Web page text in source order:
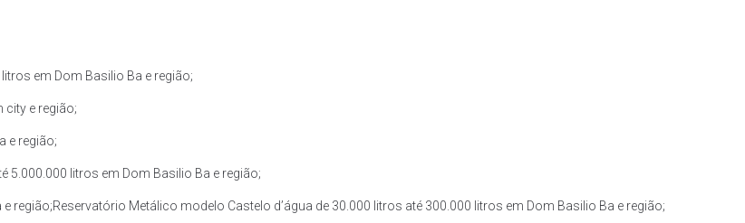
em Dom Basilio Ba e região;
e região;
e região;
litros em Dom Basilio Ba e região;
Metálico modelo Castelo d’água de 30.000 litros até 300.000 litros em Dom Basilio Ba e região;